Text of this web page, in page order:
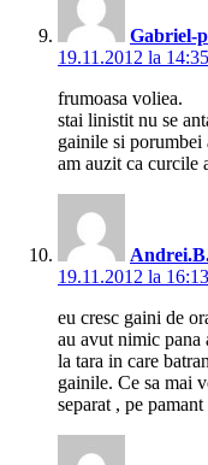
Gabriel-p
19.11.2012 la 14:35
frumoasa voliea.
stai linistit nu se
gainile si porumbei
am auzit ca
19.11.2012 la 16:13
eu cresc gaini de
au avut nimic pana
la tara in care
gainile. Ce sa mai
separat , pe